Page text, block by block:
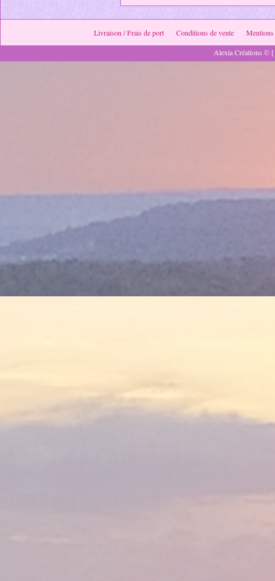
Livraison / Frais de port Conditions de vente
Mentions
Alexia Créations ©